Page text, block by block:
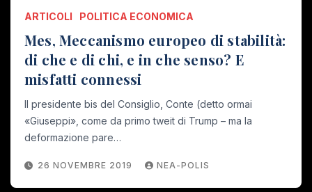
ARTICOLI POLITICA ECONOMICA
Mes, Meccanismo europeo di stabilità:
di che e di chi, e in che senso? E
misfatti connessi
Il presidente bis del Consiglio, Conte (detto ormai
«Giuseppi», come da primo tweit di Trump – ma la
deformazione pare…
26 NOVEMBRE 2019 NEA-POLIS